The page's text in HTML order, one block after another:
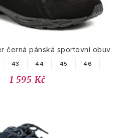
černá pánská sportovní obuv
43 44 45 46
1 595 Kč